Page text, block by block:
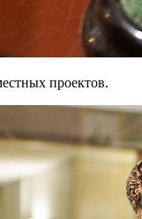
проектов.